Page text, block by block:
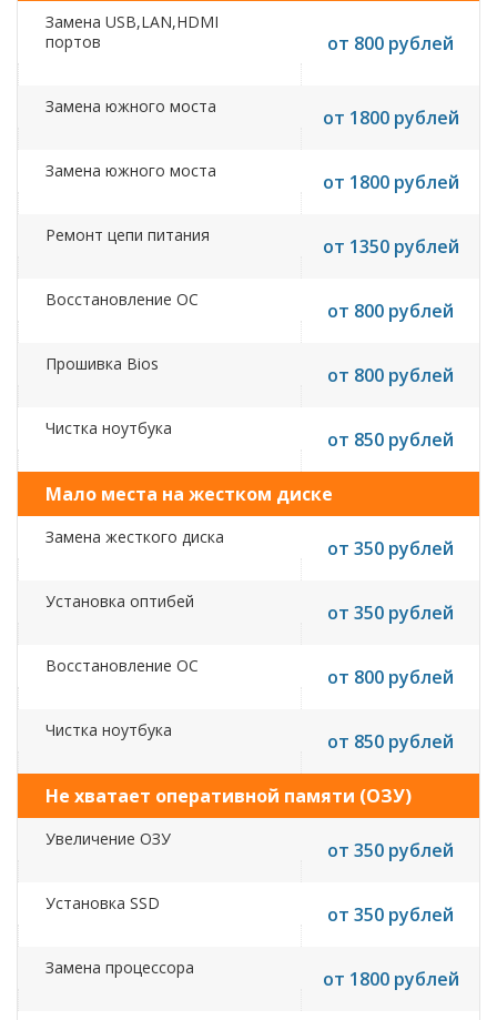
Замена USB,LAN,HDMI
портов
от 800 рублей
Замена южного моста от 1800 рублей
Замена южного моста от 1800 рублей
Ремонт цепи питания от 1350 рублей
Восстановление ОС от 800 рублей
Прошивка Bios от 800 рублей
Чистка ноутбука от 850 рублей
Мало места на жестком диске
Замена жесткого диска от 350 рублей
Установка оптибей от 350 рублей
Восстановление ОС от 800 рублей
Чистка ноутбука от 850 рублей
Не хватает оперативной памяти (ОЗУ)
Увеличение ОЗУ от 350 рублей
Установка SSD от 350 рублей
Замена процессора от 1800 рублей